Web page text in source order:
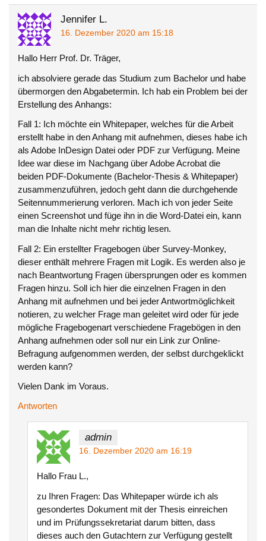
Jennifer L.
16. Dezember 2020 am 15:18
Hallo Herr Prof. Dr. Träger,
ich absolviere gerade das Studium zum Bachelor und habe
übermorgen den Abgabetermin. Ich hab ein Problem bei der
Erstellung des Anhangs:
Fall 1: Ich möchte ein Whitepaper, welches für die Arbeit
erstellt habe in den Anhang mit aufnehmen, dieses habe ich
als Adobe InDesign Datei oder PDF zur Verfügung. Meine
Idee war diese im Nachgang über Adobe Acrobat die
beiden PDF-Dokumente (Bachelor-Thesis & Whitepaper)
zusammenzuführen, jedoch geht dann die durchgehende
Seitennummerierung verloren. Mach ich von jeder Seite
einen Screenshot und füge ihn in die Word-Datei ein, kann
man die Inhalte nicht mehr richtig lesen.
Fall 2: Ein erstellter Fragebogen über Survey-Monkey,
dieser enthält mehrere Fragen mit Logik. Es werden also je
nach Beantwortung Fragen übersprungen oder es kommen
Fragen hinzu. Soll ich hier die einzelnen Fragen in den
Anhang mit aufnehmen und bei jeder Antwortmöglichkeit
notieren, zu welcher Frage man geleitet wird oder für jede
mögliche Fragebogenart verschiedene Fragebögen in den
Anhang aufnehmen oder soll nur ein Link zur Online-
Befragung aufgenommen werden, der selbst durchgeklickt
werden kann?
Vielen Dank im Voraus.
Antworten
admin
16. Dezember 2020 am 16:19
Hallo Frau L.,
zu Ihren Fragen: Das Whitepaper würde ich als
gesondertes Dokument mit der Thesis einreichen
und im Prüfungssekretariat darum bitten, dass
dieses auch den Gutachtern zur Verfügung gestellt